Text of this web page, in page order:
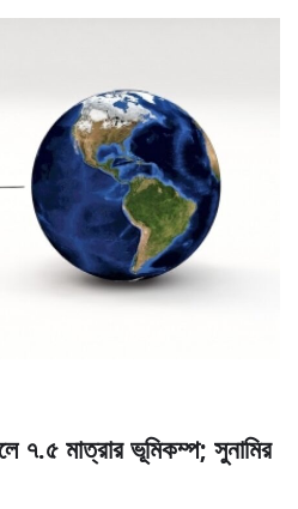
৭.৫ মাত্রার ভূমিকম্প; সুনামির